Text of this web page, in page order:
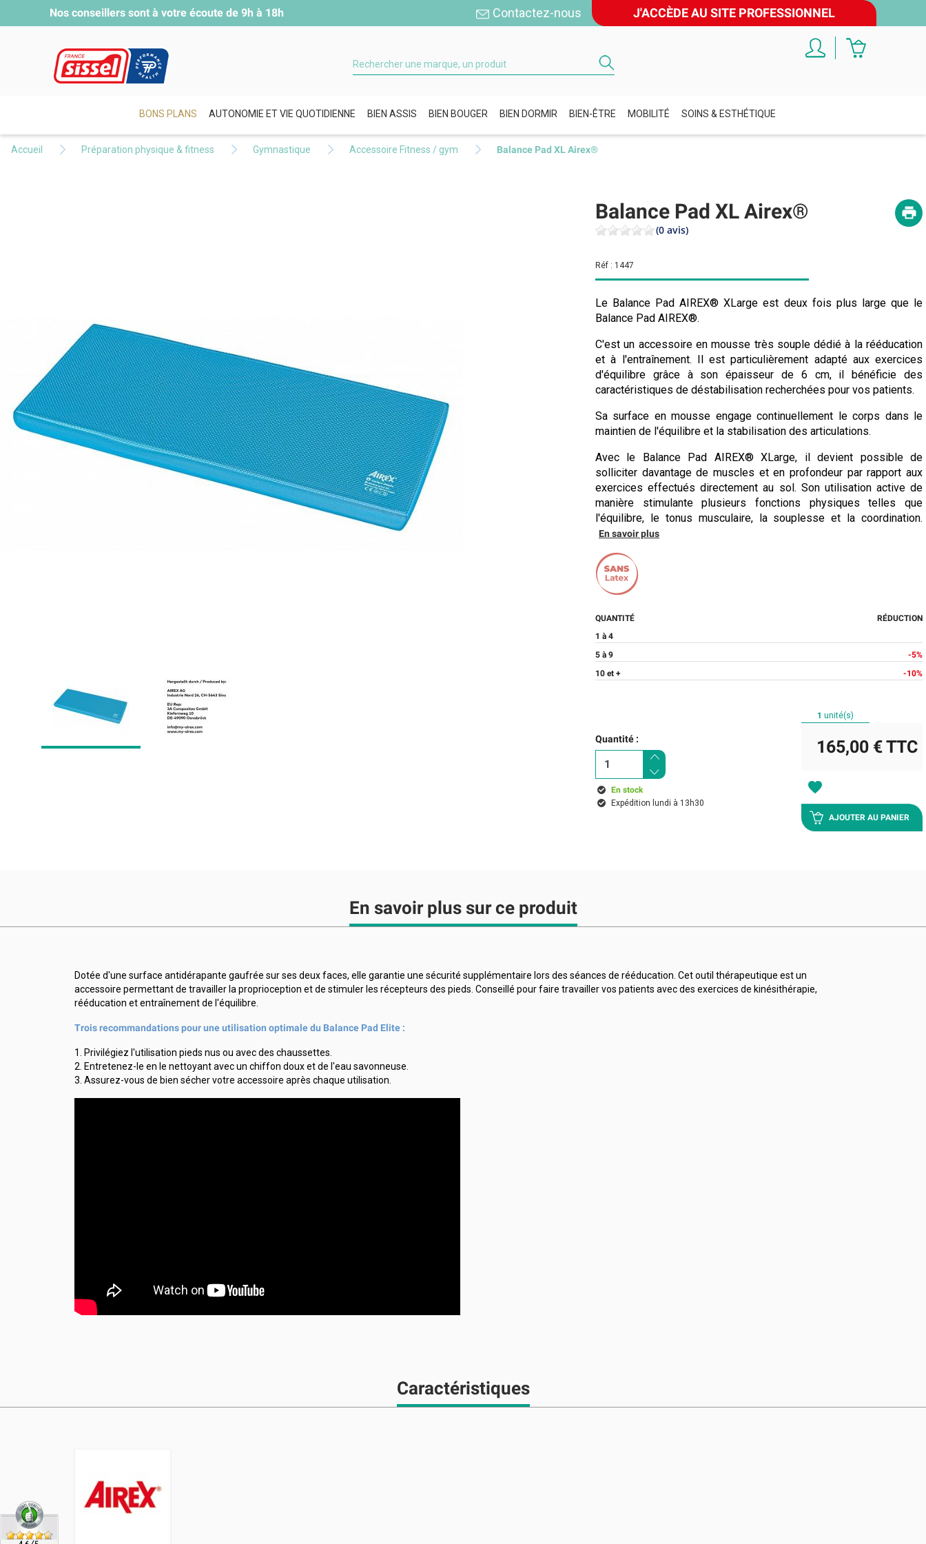
Nos conseillers sont à votre écoute de 9h à 18h Contactez-nous J'ACCÈDE AU SITE PROFESSIONNEL
BONS PLANS AUTONOMIE ET VIE QUOTIDIENNE BIEN ASSIS BIEN BOUGER BIEN DORMIR BIEN-ÊTRE MOBILITÉ SOINS & ESTHÉTIQUE
Accueil Préparation physique & fitness Gymnastique Accessoire Fitness / gym Balance Pad XL Airex®
Balance Pad XL Airex®
(0 avis)
Réf : 1447
Le Balance Pad AIREX® XLarge est deux fois plus large que le
Balance Pad AIREX®.
C'est un accessoire en mousse très souple dédié à la rééducation
et à l'entraînement. Il est particulièrement adapté aux exercices
d'équilibre grâce à son épaisseur de 6 cm, il bénéficie des
caractéristiques de déstabilisation recherchées pour vos patients.
Sa surface en mousse engage continuellement le corps dans le
maintien de l'équilibre et la stabilisation des articulations.
Avec le Balance Pad AIREX® XLarge, il devient possible de
solliciter davantage de muscles et en profondeur par rapport aux
exercices effectués directement au sol. Son utilisation active de
manière stimulante plusieurs fonctions physiques telles que
l'équilibre, le tonus musculaire, la souplesse et la coordination.
En savoir plus
QUANTITÉ
RÉDUCTION
1 à 4
5 à 9
-5%
10 et +
-10%
Quantité :
En stock
Expédition lundi à 13h30
1 unité(s)
165,00 €TTC
favorite
AJOUTER AU PANIER
En savoir plus sur ce produit
Dotée d'une surface antidérapante gaufrée sur ses deux faces, elle garantie une sécurité supplémentaire lors des séances de rééducation. Cet outil thérapeutique est un
accessoire permettant de travailler la proprioception et de stimuler les récepteurs des pieds. Conseillé pour faire travailler vos patients avec des exercices de kinésithérapie,
rééducation et entraînement de l'équilibre.
Trois recommandations pour une utilisation optimale du Balance Pad Elite :
1. Privilégiez l'utilisation pieds nus ou avec des chaussettes.
2. Entretenez-le en le nettoyant avec un chiffon doux et de l'eau savonneuse.
3. Assurez-vous de bien sécher votre accessoire après chaque utilisation.
Caractéristiques